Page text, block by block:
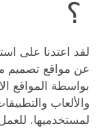
؟
لقد اعتدنا على
عن مواقع تصميم
بواسطة المواقع
والألعاب
لمستخدميها.